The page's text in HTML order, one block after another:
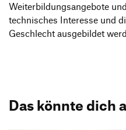
Weiter­bil­dungs­an­ge­bote
tech­ni­sches Inter­esse und
Geschlecht ausge­bildet
Das könnte dich